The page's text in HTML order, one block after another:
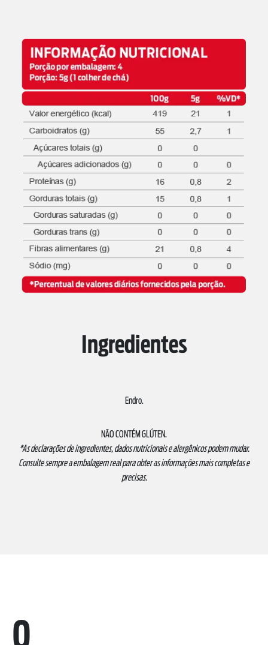
Ingredientes
Endro.
NÃO CONTÉM GLÚTEN.
*As declarações de ingredientes, dados nutricionais e alergênicos podem mudar.
Consulte sempre a embalagem real para obter as informações mais completas e
precisas.
0